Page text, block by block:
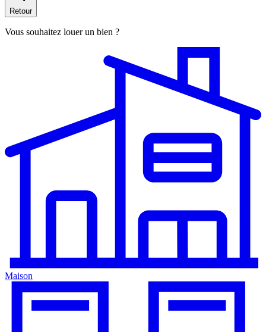
Retour
Vous souhaitez louer un bien ?
Maison